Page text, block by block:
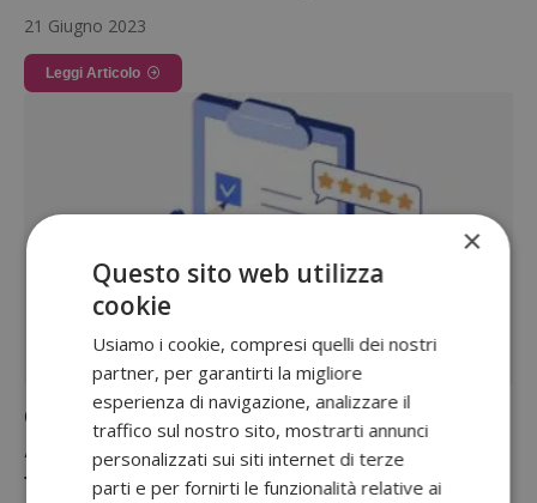
21 Giugno 2023
Leggi Articolo
Gaddin sondaggi: il sito ti paga con
Amazon e Paypal per leggere email e
fare sondaggi!
×
Questo sito web utilizza
cookie
Usiamo i cookie, compresi quelli dei nostri
partner, per garantirti la migliore
esperienza di navigazione, analizzare il
traffico sul nostro sito, mostrarti annunci
personalizzati sui siti internet di terze
parti e per fornirti le funzionalità relative ai